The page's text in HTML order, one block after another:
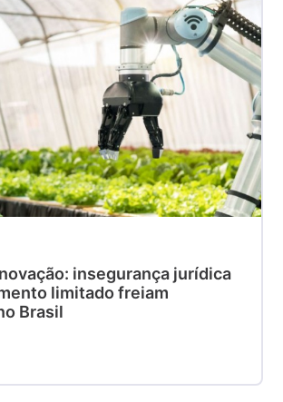
insegurança jurídica
limitado freiam
Brasil